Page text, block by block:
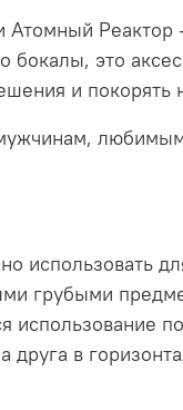
это
и
использовать
грубыми
друга в